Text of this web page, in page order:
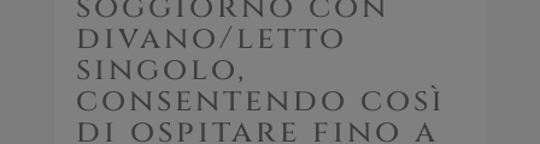
divano/letto
singolo,
consentendo così
di ospitare fino a